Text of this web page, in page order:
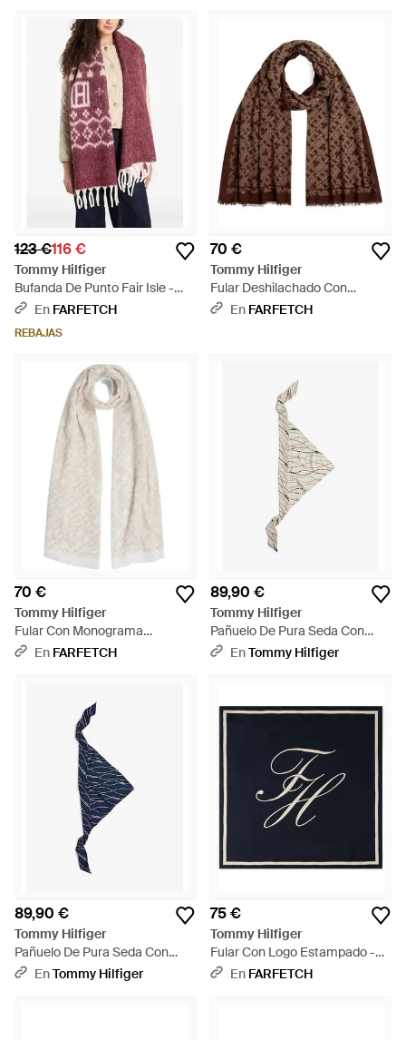
123 €116 €
Tommy Hilfiger
Bufanda De Punto Fair Isle -
RojoEn FARFETCH
REBAJAS
70 €
Tommy Hilfiger
Fular Deshilachado Con
Monograma - Marrón
En FARFETCH
70 €
Tommy Hilfiger
Fular Con Monograma
Estampado - Blanco
En FARFETCH
89,90 €
Tommy Hilfiger
Pañuelo De Pura Seda Con
Estampado De Cuerdas -
EnTommy Hilfiger
89,90 €
Tommy Hilfiger
Pañuelo De Pura Seda Con
Estampado De Cuerdas - Azul
EnTommy Hilfiger
75 €
Tommy Hilfiger
Fular Con Logo Estampado -
AzulEn FARFETCH